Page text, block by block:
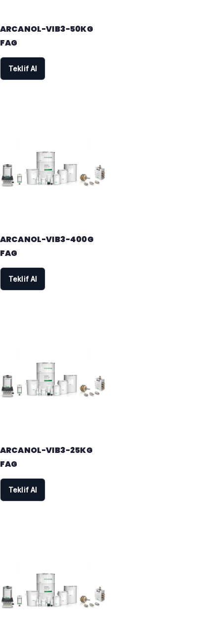
ARCANOL-VIB3-50KG
FAG
Teklif Al
ARCANOL-VIB3-400G
FAG
Teklif Al
ARCANOL-VIB3-25KG
FAG
Teklif Al